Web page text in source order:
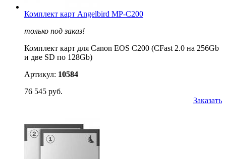
Комплект карт Angelbird MP-C200
только под заказ!
Комплект карт для Canon EOS C200 (CFast 2.0 на 256Gb
и две SD по 128Gb)
Артикул: 10584
76 545 руб.
Заказать